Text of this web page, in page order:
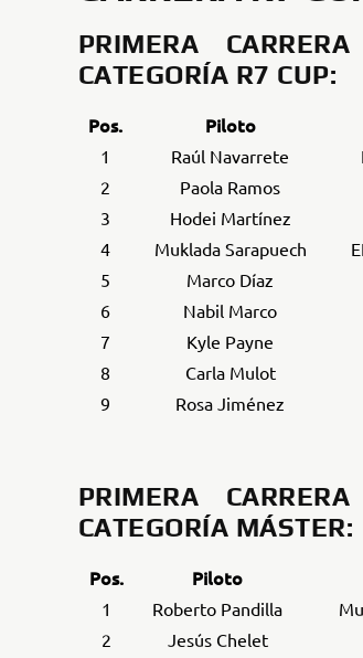
PRIMERA
CATEGORÍA R7 CUP:
Pos. Piloto
1 Raúl Navarrete
2
Paola Ramos
3
Hodei Martínez
4
Muklada Sarapuech
5
Marco Díaz
6
Nabil Marco
7
Kyle Payne
8
Carla Mulot
9
Rosa Jiménez
PRIMERA
CATEGORÍA MÁSTER:
Pos. Piloto
1 Roberto Pandilla
2
Jesús Chelet